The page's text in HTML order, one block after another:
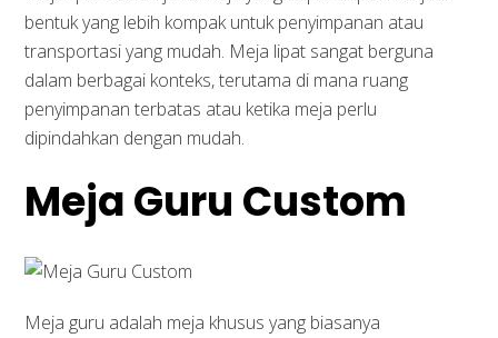
bentuk yang lebih kompak untuk penyimpanan atau
transportasi yang mudah. Meja lipat sangat berguna
dalam berbagai konteks, terutama di mana ruang
penyimpanan terbatas atau ketika meja perlu
dipindahkan dengan mudah.
Meja Guru Custom
Meja guru adalah meja khusus yang biasanya